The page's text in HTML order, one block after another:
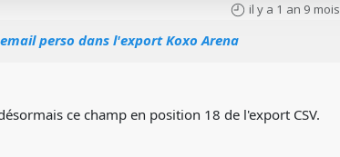
il y a 1 an 9 mois
perso dans l'export Koxo Arena
ce champ en position 18 de l'export CSV.